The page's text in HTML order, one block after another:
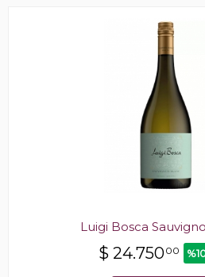
Luigi Bosca
$ 24.75000